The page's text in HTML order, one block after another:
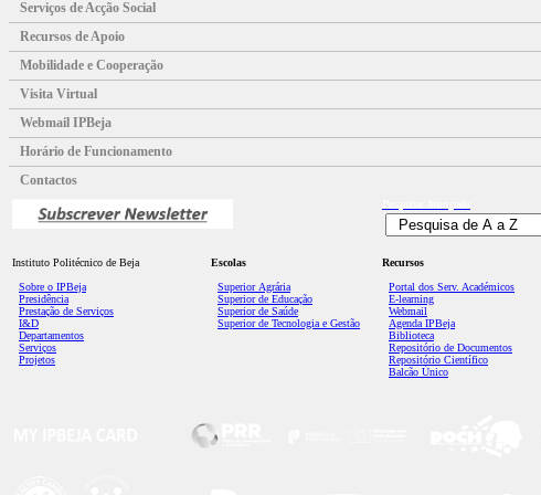
Serviços de Acção Social
Recursos de Apoio
Mobilidade e Cooperação
Visita Virtual
Webmail IPBeja
Horário de Funcionamento
Contactos
Instituto Politécnico de Beja
Sobre o IPBeja
Presidência
Prestação de Serviços
I&D
Departamentos
Serviços
Projetos
Escolas
Superior Agrária
Superior de Educação
Superior de Saúde
Superior de Tecnologia e Gestão
Recursos
Portal dos Serv. Académicos
E-learning
Webmail
Agenda IPBeja
Biblioteca
Repositório de Documentos
Repositório Científico
Balcão Único